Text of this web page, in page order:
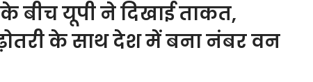
के बीच यूपी ने दिखाई ताकत,
के साथ देश में बना नंबर वन